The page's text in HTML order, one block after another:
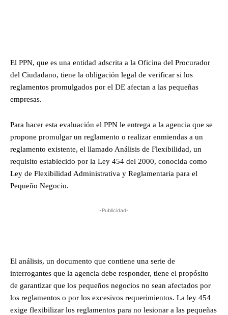
El PPN, que es una entidad adscrita a la Oficina del Procurador
del Ciudadano, tiene la obligación legal de verificar si los
reglamentos promulgados por el DE afectan a las pequeñas
empresas.
Para hacer esta evaluación el PPN le entrega a la agencia que se
propone promulgar un reglamento o realizar enmiendas a un
reglamento existente, el llamado Análisis de Flexibilidad, un
requisito establecido por la Ley 454 del 2000, conocida como
Ley de Flexibilidad Administrativa y Reglamentaria para el
Pequeño Negocio.
-Publicidad-
El análisis, un documento que contiene una serie de
interrogantes que la agencia debe responder, tiene el propósito
de garantizar que los pequeños negocios no sean afectados por
los reglamentos o por los excesivos requerimientos. La ley 454
exige flexibilizar los reglamentos para no lesionar a las pequeñas